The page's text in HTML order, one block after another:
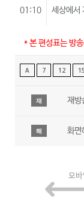
01:10 세상에서
* 본 편성표는 방
A 7 12 15
재 재방
해 화면
모